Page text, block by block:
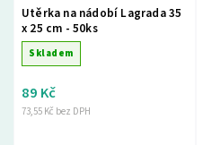
Utěrka na nádobí Lagrada 35
x 25 cm - 50ks
Skladem
73,55 Kč bez DPH
89 Kč